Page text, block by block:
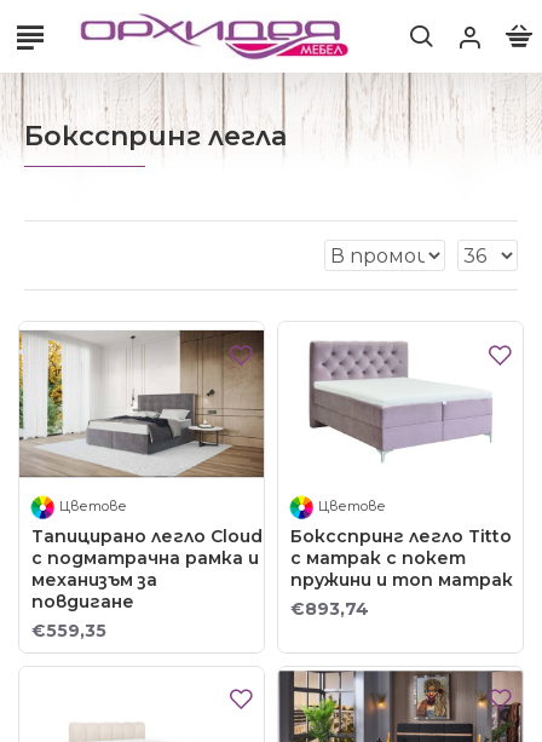
Боксспринг легла
Цветове
Тапицирано легло Cloud
с подматрачна рамка и
механизъм за
повдигане
€559,35
Цветове
Боксспринг легло Titto
с матрак с покет
пружини и топ матрак
€893,74